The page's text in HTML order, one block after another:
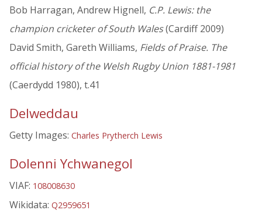
Bob Harragan, Andrew Hignell, C.P. Lewis: the
champion cricketer of South Wales(Cardiff 2009)
David Smith, Gareth Williams, Fields of Praise. The
official history of the Welsh Rugby Union 1881-1981
(Caerdydd 1980), t.41
Delweddau
Getty Images: Charles Prytherch Lewis
Dolenni Ychwanegol
VIAF: 108008630
Wikidata: Q2959651